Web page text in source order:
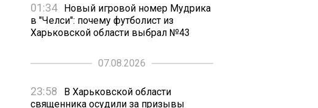
01:34
Новый игровой номер Мудрика
в "Челси": почему футболист из
Харьковской области выбрал №43
07.08.2026
23:58
В Харьковской области
священника осудили за призывы